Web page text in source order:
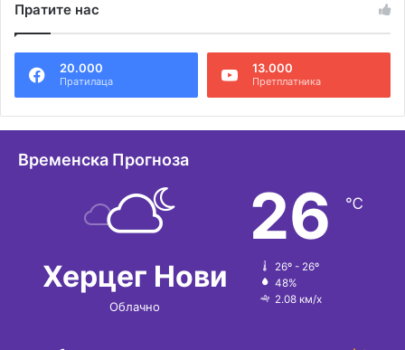
т
н
т
Пратите нас
20.000
Пратилаца
13.000
Претплатника
Временска Прогноза
Херцег Нови
Облачно
26 ℃
26º - 26º
48%
2.08 км/х